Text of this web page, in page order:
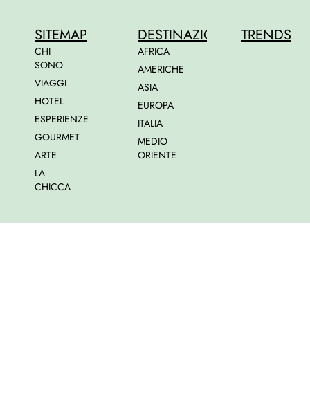
SITEMAP
CHI
SONO
VIAGGI
HOTEL
ESPERIENZE
GOURMET
ARTE
LA
CHICCA
DESTINAZIONI
AFRICA
AMERICHE
ASIA
EUROPA
ITALIA
MEDIO
ORIENTE
TRENDS